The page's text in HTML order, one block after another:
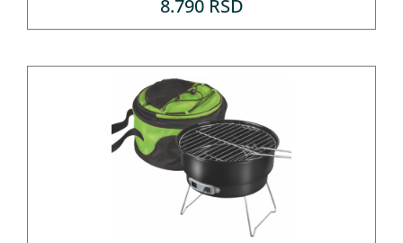
8.790 RSD